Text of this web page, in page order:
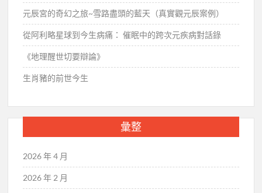
元辰宮的奇幻之旅~雪路盡頭的藍天（真實觀元辰案例）
從阿利略星球到今生病痛： 催眠中的跨次元疾病對話錄
《地理醒世切要辯論》
生肖豬的前世今生
彙整
2026 年 4 月
2026 年 2 月